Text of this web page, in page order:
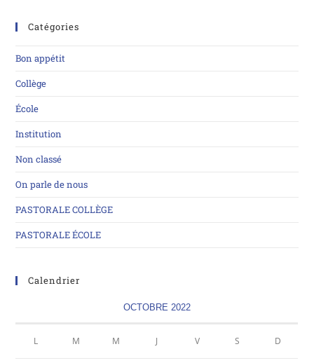
Catégories
Bon appétit
Collège
École
Institution
Non classé
On parle de nous
PASTORALE COLLÈGE
PASTORALE ÉCOLE
Calendrier
OCTOBRE 2022
L M M J V S D